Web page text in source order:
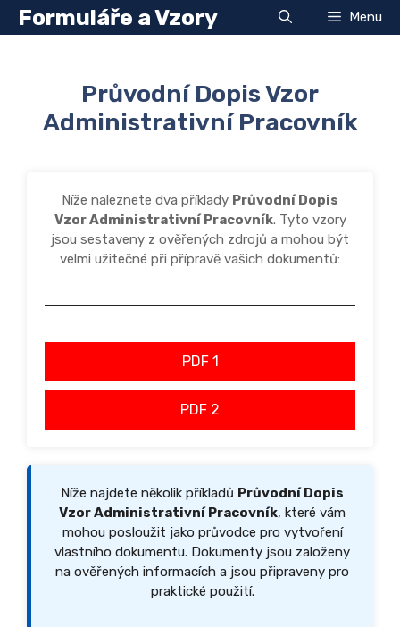
Přeskočit
Formuláře a Vzory Menu
Průvodní Dopis Vzor
Administrativní Pracovník
Níže naleznete dva příklady Průvodní Dopis
Vzor Administrativní Pracovník. Tyto vzory
jsou sestaveny z ověřených zdrojů a mohou být
velmi užitečné při přípravě vašich dokumentů:
PDF 1
PDF 2
Níže najdete několik příkladů Průvodní Dopis
Vzor Administrativní Pracovník, které vám
mohou posloužit jako průvodce pro vytvoření
vlastního dokumentu. Dokumenty jsou založeny
na ověřených informacích a jsou připraveny pro
praktické použití.